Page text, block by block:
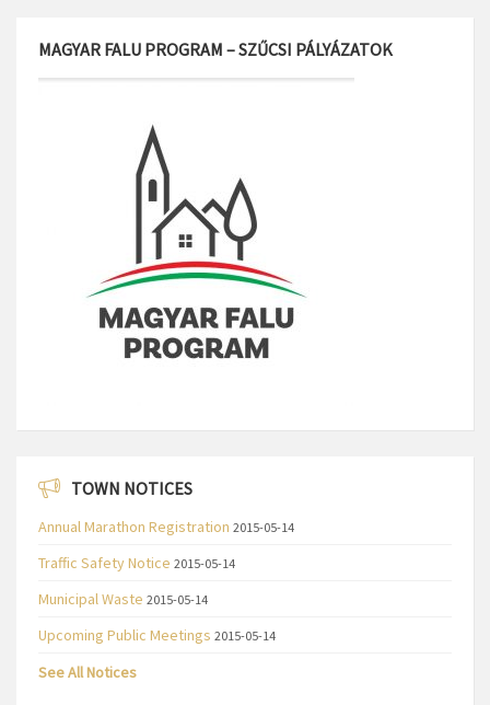
MAGYAR FALU PROGRAM – SZŰCSI PÁLYÁZATOK
TOWN NOTICES
Annual Marathon Registration 2015-05-14
Traffic Safety Notice 2015-05-14
Municipal Waste 2015-05-14
Upcoming Public Meetings 2015-05-14
See All Notices